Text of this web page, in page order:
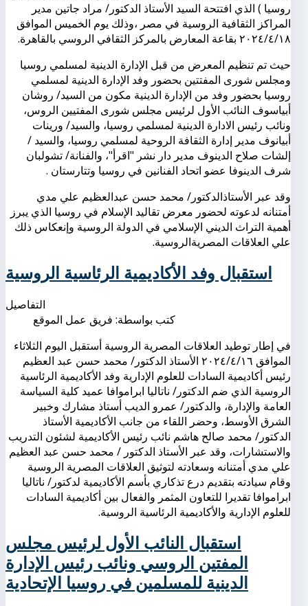
روسيا ) الذي افتتحة السيد الأستاذ الدكتور/ مراد جاتين مدير
المراكز الثقافية الروسية في مصر ،وذلك يوم الخميس الموافق
٢٠٢٤/٤/١٨ بقاعة المعارض بالمركز الثقافي الروسي بالقاهرة.
حيث تم تنظيم المعرض من قبل الإدارة الدينية لمسلمي روسيا
ومجلس شورى المفتتين بحضور وفد الإدارة الدينية لمسلمي
روسيا بحضور وفد من الإدارة الدينية مكون من السيد/ روشان
أبياسوف النائب الأول لرئيس مجلس شورى المفتيين الروس،
ونائب رئيس الادارة الدينية لمسلمي روسيا، والسيد/ ورينات
أبيانوف مدير إدارة الثقافة الروحية لمسلمي روسيا، والسيد /
إلشات صلاح الدينوف مدير دار نشر "اقرأ"، والفنانة/ تشولبان
شرف الدينوفا عضو اتحاد الفنانين في روسيا وتتارستان .
وقد عبر الأستاذالدكتور/ محمد حسن عبدالعظيم علي مدي
أمتنانه لدعوته لحضور معرض تقاليد الإسلام في روسيا الذي يبرز
أهمية التراث الديني الإسلامي في الدولة الروسية وإنعكاس ذلك
علي العلاقات المصريةالروسية.
استقبال وفد الأكاديمية الرئاسية الروسية
التفاصيل
كتب بواسطة: فريق عمل الموقع
في إطار توطيد العلاقات المصرية الروسية أستقبل اليوم الثلاثاء
الموافق ٢٠٢٤/٤/١٦ الأستاذ الدكتور/ محمد حسن عبد العظيم
رئيس أكاديمية السادات للعلوم الإدارية وفد الأكاديمية الرئاسية
الروسية الذي ضم الدكتور/ ناتاليا ابراموافا عميد كلية السياسة
العامة والإدارة، والدكتور/ عمرو الديب أستاذ مشارك وخبير
الشرق الأوسط، وحضر اللقاء من جانب الأكاديمية الأستاذ
الدكتور/ محمد صالح هاشم نائب رئيس الأكاديمية لشئون التدريب
والاستشارات، وقد عبر الأستاذ الدكتور / محمد حسن عبد العظيم
علي مدي أمتنانه وسعادته لتوثيق العلاقات المصرية الروسية
وقام سيادته بتقديم درع تذكاري بأسم الأكاديمية لدكتور/ ناتاليا
ابراموافا تقديرا للتعاون المثمر والفعال بين أكاديمية السادات
للعلوم الإدارية والأكاديمية الرئاسية الروسية.
استقبال النائب الأول لرئيس مجلس
المفتين الروسي ونائب رئيس الإدارة
الدينية للمسلمين في روسيا الإتحادية